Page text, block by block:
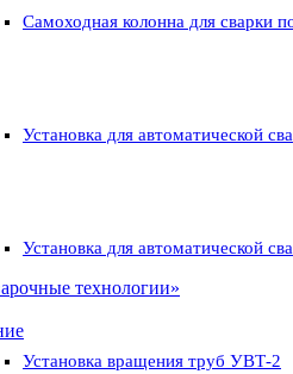
Самоходная колонна для сварки
Установка для автоматической
Установка для автоматической
Установка вращения труб УВТ-2
технологии»